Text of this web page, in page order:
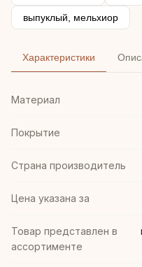
выпуклый, мельхиор
Характеристики
Материал
Покрытие
Страна производитель
Цена указана за
Товар представлен в
ассортименте